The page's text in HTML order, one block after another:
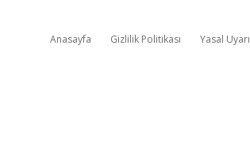
Anasayfa Gizlilik Politikası Yasal Uyarı